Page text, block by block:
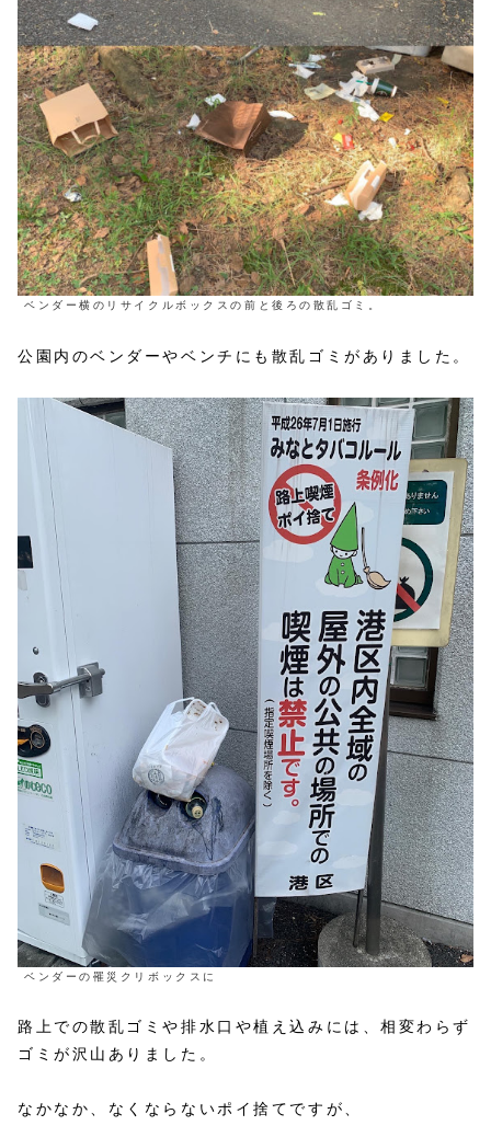
ベンダー横のリサイクルボックスの前と後ろの散乱ゴミ。
公園内のベンダーやベンチにも散乱ゴミがありました。
ベンダーの罹災クリボックスに
路上での散乱ゴミや排水口や植え込みには、相変わらず
ゴミが沢山ありました。
なかなか、なくならないポイ捨てですが、